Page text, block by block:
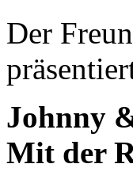
Der
Johnny
Mit der